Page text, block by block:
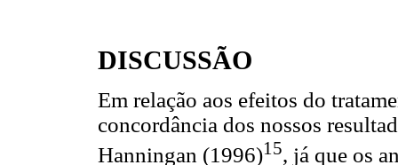
DISCUSSÃO
Em relação aos efeitos do
concordância dos nossos
Hanningan (1996)15, já que os